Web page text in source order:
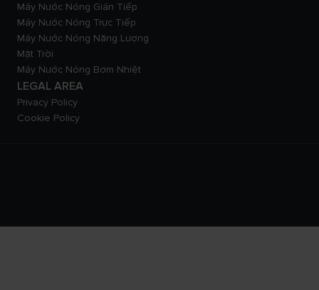
Máy Nước Nóng Gián Tiếp
Máy Nước Nóng Trực Tiếp
Máy Nước Nóng Năng Lượng
Mặt Trời
Máy Nước Nóng Bơm Nhiệt
LEGAL AREA
Privacy Policy
Cookie Policy